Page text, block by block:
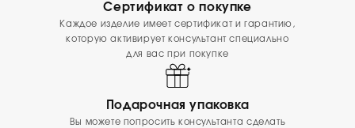
Сертификат о покупке
Каждое изделие имеет сертификат и гарантию,
которую активирует консультант специально
для вас при покупке
Подарочная упаковка
Вы можете попросить консультанта сделать